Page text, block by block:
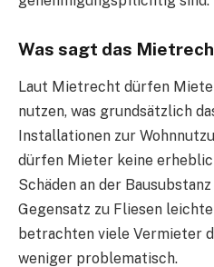
Was sagt das
Laut Mietrecht dürfen
nutzen, was grundsätzlich
Installationen zur
dürfen Mieter keine
Schäden an der
Gegensatz zu Fliesen
betrachten viele Vermieter
weniger problematisch.